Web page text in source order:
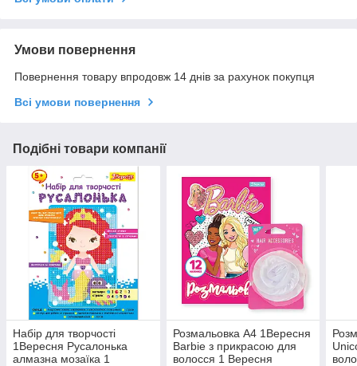
Умови повернення
Повернення товару впродовж 14 днів за рахунок покупця
Всі умови повернення
Подібні товари компанії
Набір для творчості
1Вересня Русалонька
алмазна мозаїка 1
Розмальовка А4 1Вересня
Barbie з прикрасою для
волосся 1 Вересня